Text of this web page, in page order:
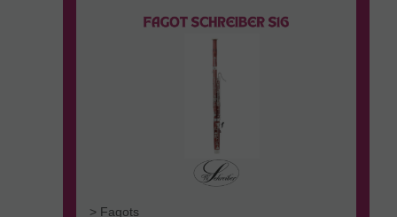
> Fagots